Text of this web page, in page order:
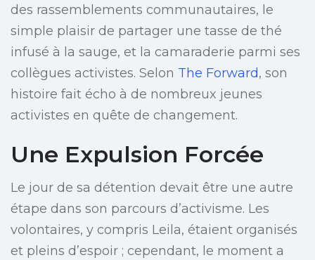
des rassemblements communautaires, le
simple plaisir de partager une tasse de thé
infusé à la sauge, et la camaraderie parmi ses
collègues activistes. Selon The Forward, son
histoire fait écho à de nombreux jeunes
activistes en quête de changement.
Une Expulsion Forcée
Le jour de sa détention devait être une autre
étape dans son parcours d’activisme. Les
volontaires, y compris Leila, étaient organisés
et pleins d’espoir ; cependant, le moment a